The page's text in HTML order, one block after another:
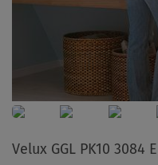
Velux GGL PK10 3084